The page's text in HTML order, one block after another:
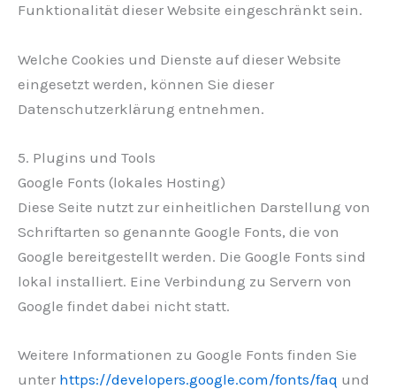
Funktionalität dieser Website eingeschränkt sein.
Welche Cookies und Dienste auf dieser Website
eingesetzt werden, können Sie dieser
Datenschutzerklärung entnehmen.
5. Plugins und Tools
Google Fonts (lokales Hosting)
Diese Seite nutzt zur einheitlichen Darstellung von
Schriftarten so genannte Google Fonts, die von
Google bereitgestellt werden. Die Google Fonts sind
lokal installiert. Eine Verbindung zu Servern von
Google findet dabei nicht statt.
Weitere Informationen zu Google Fonts finden Sie
unter https://developers.google.com/fonts/faq und